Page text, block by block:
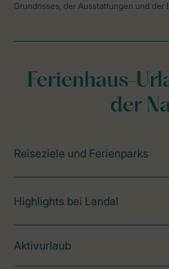
Grundrisses, der Ausstattungen und der
Ferienhaus-
der
Reiseziele und Ferienparks
Highlights bei Landal
Aktivurlaub